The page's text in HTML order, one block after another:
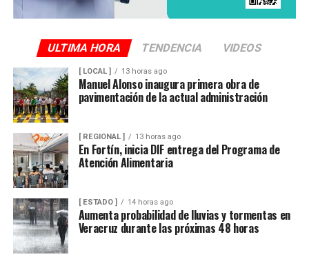
ULTIMA HORA TENDENCIA VIDEOS
[ LOCAL ] 13 horas ago
Manuel Alonso inaugura primera obra de
pavimentación de la actual administración
[ REGIONAL ] 13 horas ago
En Fortín, inicia DIF entrega del Programa de
Atención Alimentaria
[ ESTADO ] 14 horas ago
Aumenta probabilidad de lluvias y tormentas en
Veracruz durante las próximas 48 horas